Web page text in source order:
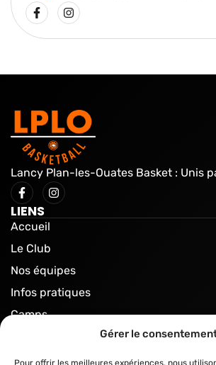
Gérer le
Pour offrir les meilleures expériences, nous
Lancy Plan-les-Ouates Basket : Unis
LIENS
Accueil
Le Club
Nos équipes
Infos pratiques
Camps